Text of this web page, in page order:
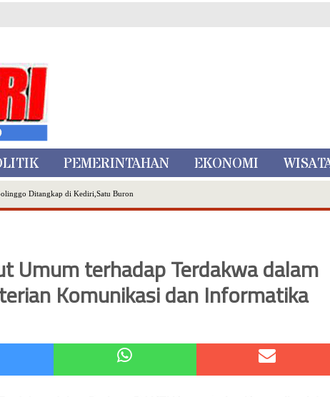
PEMERINTAHAN EKONOMI
Ditangkap di Kediri,Satu Buron
Inovasi Literasi Melalui LASKAR JODA, Usung Filosofi Gelar Sehelai Tikar
Dialog Bersama Petani
DATA PEMILIH BERKELANJUTAN (PDPB) TRIWULAN II
City Expo APEKSI XVIII Medan
Gelar Kapolres Cup 9 Ball Tournament,Gandeng Carabao Bistro & Pool Batu HQ Total
Ke-Waroeng Tani Dau Malang,Dijamin Ketagihan,Ini Sebabnya
Umum terhadap Terdakwa dalam
Komunikasi dan Informatika